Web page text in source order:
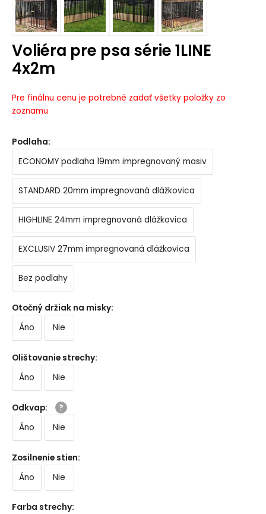
Voliéra pre psa série 1LINE
4x2m
Pre finálnu cenu je potrebné zadať všetky položky zo
zoznamu
Podlaha:
ECONOMY podlaha 19mm impregnovaný masiv
STANDARD 20mm impregnovaná dlážkovica
HIGHLINE 24mm impregnovaná dlážkovica
EXCLUSIV 27mm impregnovaná dlážkovica
Bez podlahy
Otočný držiak na misky:
Áno
Nie
Olištovanie strechy:
Áno
Nie
Odkvap:
Áno
Nie
Zosilnenie stien:
Áno
Nie
Farba strechy: